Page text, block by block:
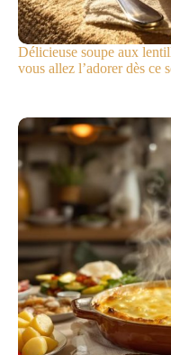
Délicieuse soupe aux
vous allez l’adorer dès ce